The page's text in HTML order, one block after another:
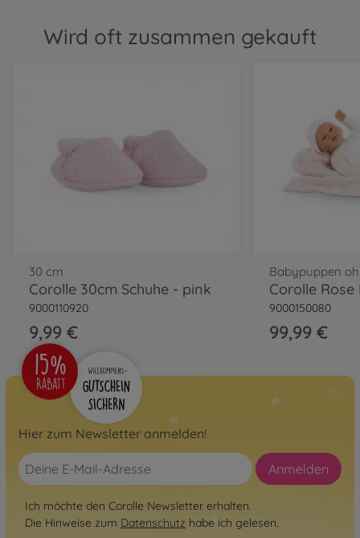
Wird oft zusammen gekauft
30 cm
Corolle 30cm Schuhe - pink
9000110920
9,99 €
Babypuppen
Corolle
9000150080
99,99 €
Hier zum Newsletter anmelden!
Anmelden
Ich möchte den Corolle Newsletter erhalten.
Die Hinweise zum Datenschutz habe ich gelesen.